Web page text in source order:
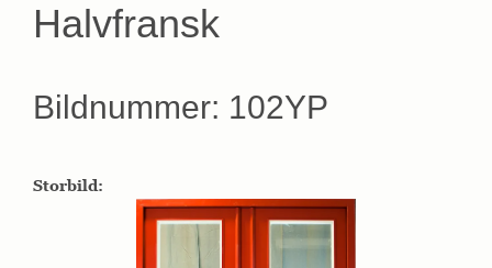
Halvfransk
Bildnummer: 102YP
Storbild: